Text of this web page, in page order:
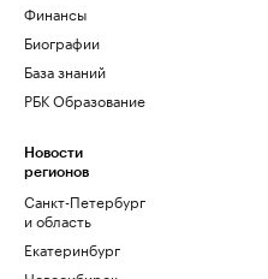
Финансы
Биографии
База знаний
РБК Образование
Новости
регионов
Санкт-Петербург
и область
Екатеринбург